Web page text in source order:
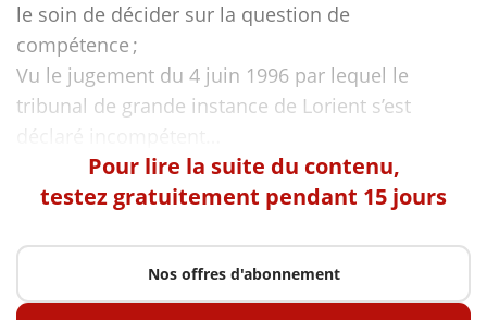
le soin de décider sur la question de
compétence ;
Vu le jugement du 4 juin 1996 par lequel le
tribunal de grande instance de Lorient s’est
Pour lire la suite du contenu,
testez gratuitement pendant 15 jours
Nos offres d'abonnement